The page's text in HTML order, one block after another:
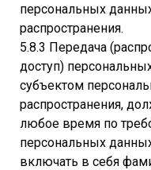
персональных
распространения.
5.8.3 Передача
доступ)
субъектом
распространения,
любое время по
персональных
включать в себя